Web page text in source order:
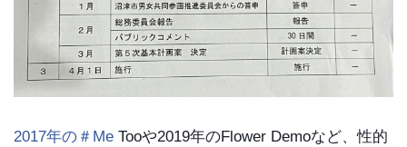
2017年の＃Me Tooや2019年のFlower Demoなど、性的